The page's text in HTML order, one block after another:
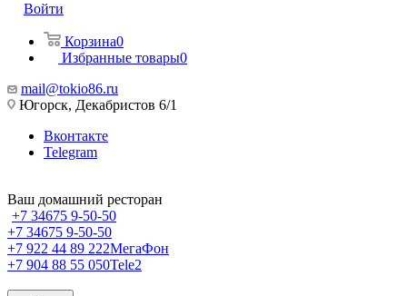
Войти
Корзина0
Избранные товары0
mail@tokio86.ru
Югорск, Декабристов 6/1
Вконтакте
Telegram
Ваш домашний ресторан
+7 34675 9-50-50
+7 34675 9-50-50
+7 922 44 89 222МегаФон
+7 904 88 55 050Tele2